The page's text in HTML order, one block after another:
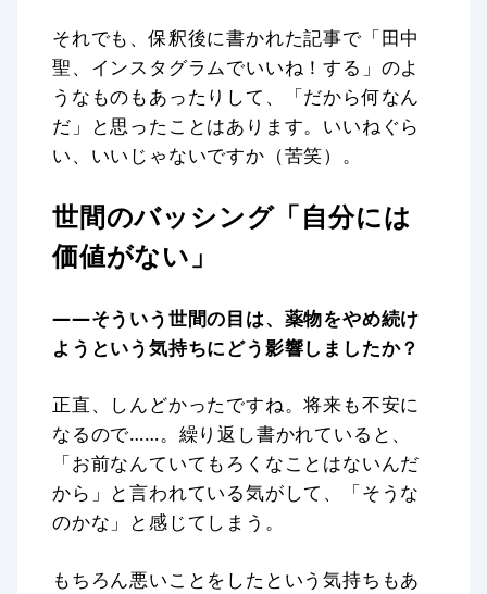
それでも、保釈後に書かれた記事で「田中
聖、インスタグラムでいいね！する」のよ
うなものもあったりして、「だから何なん
だ」と思ったことはあります。いいねぐら
い、いいじゃないですか（苦笑）。
世間のバッシング「自分には
価値がない」
——そういう世間の目は、薬物をやめ続け
ようという気持ちにどう影響しましたか？
正直、しんどかったですね。将来も不安に
なるので……。繰り返し書かれていると、
「お前なんていてもろくなことはないんだ
から」と言われている気がして、「そうな
のかな」と感じてしまう。
もちろん悪いことをしたという気持ちもあ